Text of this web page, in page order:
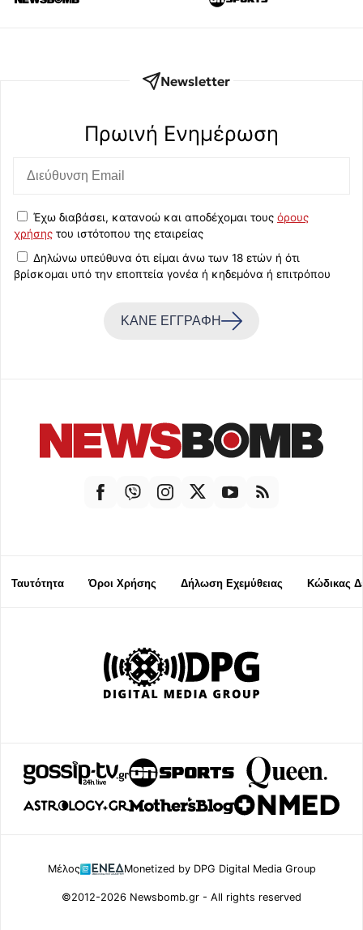
Newsletter
Πρωινή Eνημέρωση
Έχω διαβάσει, κατανοώ και αποδέχομαι τους όρους
χρήσης του ιστότοπου της εταιρείας
Δηλώνω υπεύθυνα ότι είμαι άνω των 18 ετών ή ότι
βρίσκομαι υπό την εποπτεία γονέα ή κηδεμόνα ή επιτρόπου
ΚΑΝΕ ΕΓΓΡΑΦΗ
Ταυτότητα Όροι Χρήσης Δήλωση Εχεμύθειας Κώδικας
Μέλος Monetized by DPG Digital Media Group
©2012-2026 Newsbomb.gr - All rights reserved